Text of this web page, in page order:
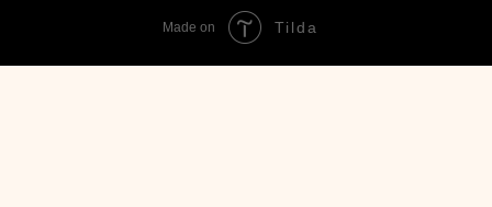
Made on Tilda